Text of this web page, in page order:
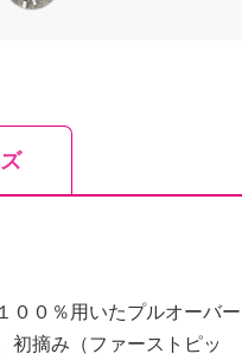
００％用いたプルオーバー
初摘み（ファーストピッ